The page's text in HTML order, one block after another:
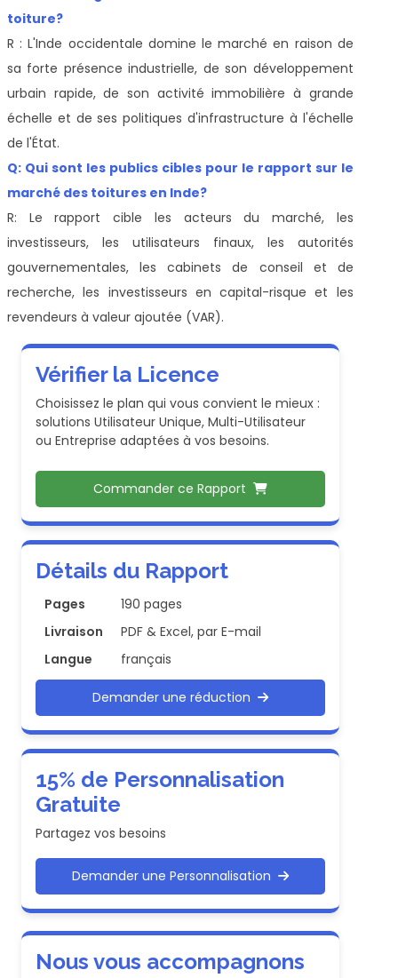
toiture?
R : L'Inde occidentale domine le marché en raison de
sa forte présence industrielle, de son développement
urbain rapide, de son activité immobilière à grande
échelle et de ses politiques d'infrastructure à l'échelle
de l'État.
Q: Qui sont les publics cibles pour le rapport sur le
marché des toitures en Inde?
R: Le rapport cible les acteurs du marché, les
investisseurs, les utilisateurs finaux, les autorités
gouvernementales, les cabinets de conseil et de
recherche, les investisseurs en capital-risque et les
revendeurs à valeur ajoutée (VAR).
Vérifier la Licence
Choisissez le plan qui vous convient le mieux :
solutions Utilisateur Unique, Multi-Utilisateur
ou Entreprise adaptées à vos besoins.
Commander ce Rapport
Détails du Rapport
Pages
190 pages
Livraison
PDF & Excel, par E-mail
Langue
français
Demander une réduction
15% de Personnalisation
Gratuite
Partagez vos besoins
Demander une Personnalisation
Nous vous accompagnons